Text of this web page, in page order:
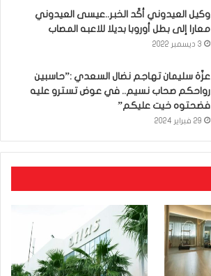
وكيل العيدوني أكّد الخبر..عيسى العيدوني
معارا إلى بطل أوروبا بديلا للاعبه المصاب
3 ديسمبر 2022
عزّة سليمان تهاجم نضال السعدي :”حاسبين
رواحكم صحاب نسيم.. في عوض تسترو عليه
فضحتوه خيت عليكم”
29 فبراير 2024